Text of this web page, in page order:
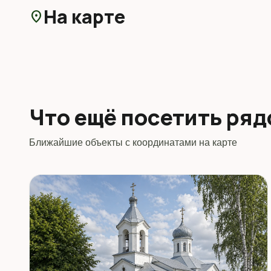
location_on На карте
Что ещё посетить
Ближайшие объекты с координатами на карте